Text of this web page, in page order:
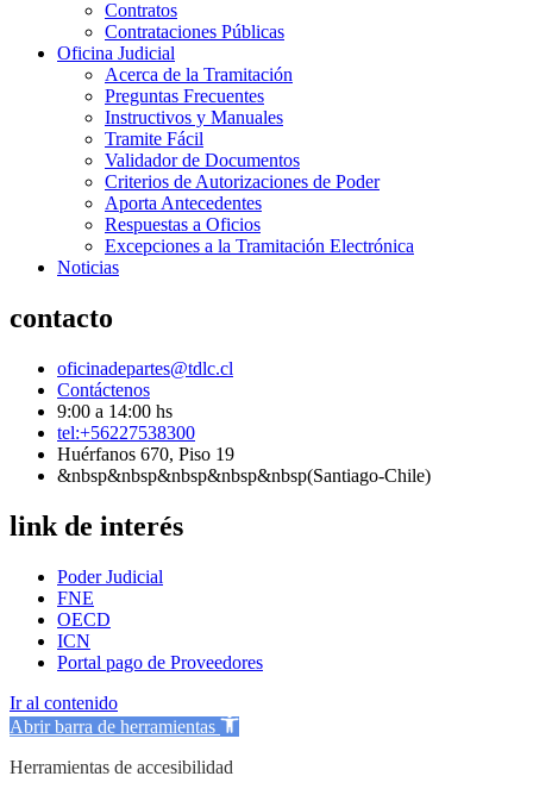
Contratos
Contrataciones Públicas
Oficina Judicial
Acerca de la Tramitación
Preguntas Frecuentes
Instructivos y Manuales
Tramite Fácil
Validador de Documentos
Criterios de Autorizaciones de Poder
Aporta Antecedentes
Respuestas a Oficios
Excepciones a la Tramitación Electrónica
Noticias
contacto
oficinadepartes@tdlc.cl
Contáctenos
9:00 a 14:00 hs
tel:+56227538300
Huérfanos 670, Piso 19
&nbsp&nbsp&nbsp&nbsp&nbsp(Santiago-Chile)
link de interés
Poder Judicial
FNE
OECD
ICN
Portal pago de Proveedores
Ir al contenido
Abrir barra de herramientas
Herramientas de accesibilidad